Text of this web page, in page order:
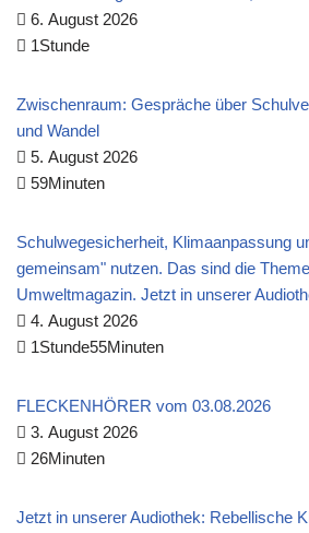
6. August 2026
1Stunde
Zwischenraum: Gespräche über
und Wandel
5. August 2026
59Minuten
Schulwegesicherheit, Klimaanpassung
gemeinsam" nutzen. Das sind die
Umweltmagazin. Jetzt in unserer
4. August 2026
1Stunde55Minuten
FLECKENHÖRER vom 03.08.2026
3. August 2026
26Minuten
Jetzt in unserer Audiothek: Rebellische